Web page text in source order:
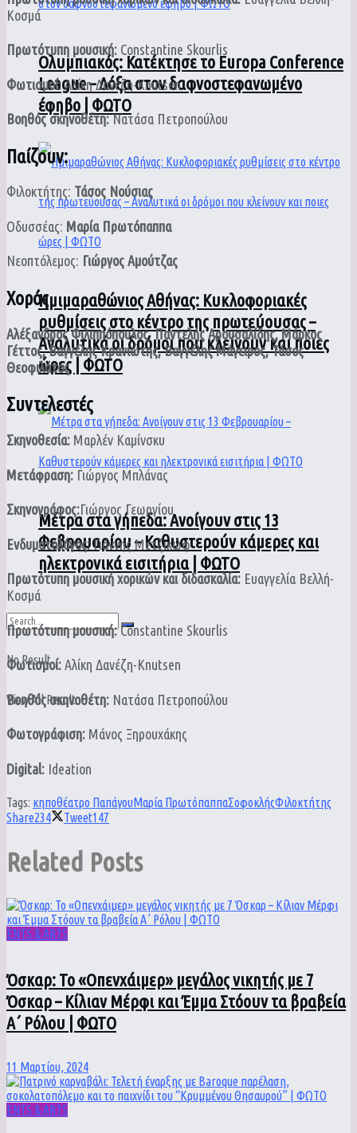
Ολυμπιακός: Κατέκτησε το Europa Conference
League – Δόξα στον δαφνοστεφανωμένο
έφηβο | ΦΩΤΟ
Ημιμαραθώνιος Αθήνας: Κυκλοφοριακές
ρυθμίσεις στο κέντρο της πρωτεύουσας –
Αναλυτικά οι δρόμοι που κλείνουν και ποιες
ώρες | ΦΩΤΟ
Μέτρα στα γήπεδα: Ανοίγουν στις 13
Φεβρουαρίου – Καθυστερούν κάμερες και
ηλεκτρονικά εισιτήρια | ΦΩΤΟ
No Result
View All Result
Κοσμά
Πρωτότυπη μουσική: Constantine Skourlis
Φωτισμοί:Αλίκη Δανέζη-Knutsen
Βοηθός σκηνοθέτη:Νατάσα Πετροπούλου
Παίζουν:
Φιλοκτήτης: Τάσος Νούσιας
Οδυσσέας: Μαρία Πρωτόπαππα
Νεοπτόλεμος: Γιώργος Αμούτζας
Χορός
Αλέξανδρος Φιλιππόπουλος,Παντελής Αρουσαλίδης,Μάρκος
Γέττος,Βαγγέλης Κρανιώτης,Βαγγέλης Μάγειρος,Τάσος
Θεοφιλάτος
Συντελεστές
Σκηνοθεσία: Μαρλέν Καμίνσκυ
Μετάφραση: Γιώργος Μπλάνας
Σκηνογράφος:Γιώργος Γεωργίου
Ενδυματολόγος:Γιάννης Μετζικώφ
Πρωτότυπη μουσική χορικών και διδασκαλία: Ευαγγελία Βελλή-
Κοσμά
Πρωτότυπη μουσική:Constantine Skourlis
Φωτισμοί: Αλίκη Δανέζη-Knutsen
Βοηθός σκηνοθέτη: Νατάσα Πετροπούλου
Φωτογράφιση: Μάνος Ξηρουχάκης
Digital: Ideation
Tags: κηποθέατρο ΠαπάγουΜαρία ΠρωτόπαππαΣοφοκλήςΦιλοκτήτης
Share234 Tweet147
Related Posts
ENTS & ARTS
Όσκαρ: Το «Οπενχάιμερ» μεγάλος νικητής με 7
Όσκαρ – Κίλιαν Μέρφι και Έμμα Στόουν τα βραβεία
Α΄ Ρόλου | ΦΩΤΟ
11 Μαρτίου, 2024
ENTS & ARTS